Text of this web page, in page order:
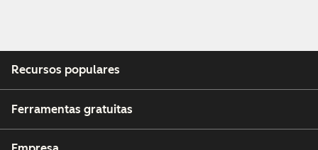
Recursos populares
Ferramentas gratuitas